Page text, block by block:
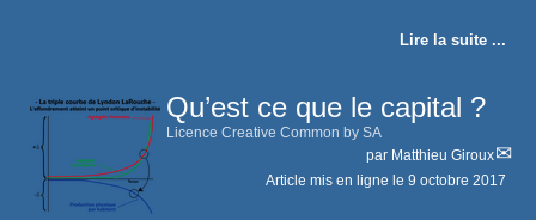
Lire la suite ...
Qu’est ce que le capital ?
Licence Creative Common by SA
par Matthieu Giroux
Article mis en ligne le 9 octobre 2017